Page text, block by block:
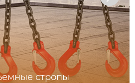
стропы